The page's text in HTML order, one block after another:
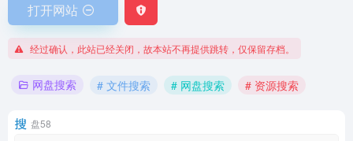
打开网站
经过确认，此站已经关闭，故本站不再提供跳转，仅保留存档。
网盘搜索 # 文件搜索 # 网盘搜索 # 资源搜索
盘58